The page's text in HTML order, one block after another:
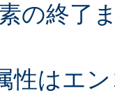
の終了
性はエ